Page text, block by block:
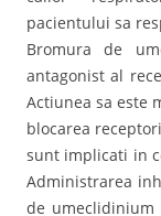
pacientului sa
Bromura de
antagonist al
Actiunea sa este
blocarea
sunt implicati in
Administrarea
de umeclidinium